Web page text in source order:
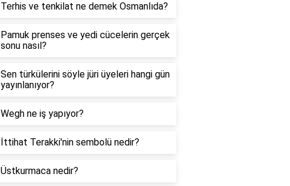
Terhis ve tenkilat ne demek Osmanlıda?
Pamuk prenses ve yedi cücelerin gerçek
sonu nasıl?
Sen türkülerini söyle jüri üyeleri hangi gün
yayınlanıyor?
Wegh ne iş yapıyor?
İttihat Terakki'nin sembolü nedir?
Üstkurmaca nedir?